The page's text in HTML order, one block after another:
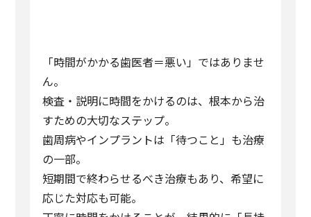
「時間がかかる歯医者＝悪い」ではありませ
ん。
検査・説明に時間をかけるのは、根本から治
すための大切なステップ。
歯周病やインプラントは「待つこと」も治療
の一部。
短期間で終わらせるべき治療もあり、希望に
応じた対応も可能。